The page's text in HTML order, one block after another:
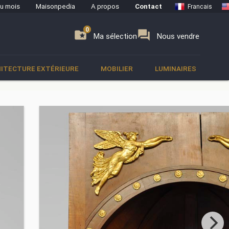
mois Maisonpedia A propos Contact Francais
folder_special Ma sélection
0 forum Nous vendre
0
EXTÉRIEURE MOBILIER LUMINAIRES